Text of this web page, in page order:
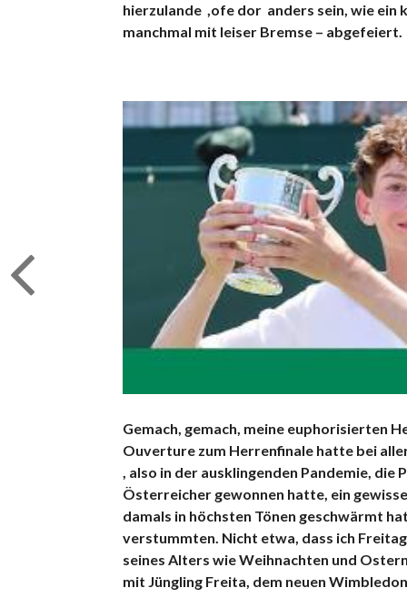
hierzulande ,ofe dor anders sein, wie ein
manchmal mit leiser Bremse – abgefeiert.
Gemach, gemach, meine euphorisierten
Ouverture zum Herrenfinale hatte bei
, also in der ausklingenden Pandemie,
Österreicher gewonnen hatte, ein
damals in höchsten Tönen geschwärmt
verstummten. Nicht etwa, dass ich
seines Alters wie Weihnachten und
mit Jüngling Freita, dem neuen